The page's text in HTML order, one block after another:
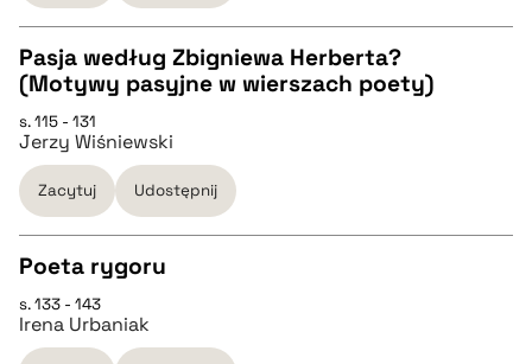
BIBTEX
pobierz cytat
CZYSTY TEKST
pobierz cytat
BIBTEX
pobierz cytat
Pasja według Zbigniewa Herberta?
(Motywy pasyjne w wierszach poety)
s. 115 - 131
Jerzy Wiśniewski
Zacytuj Udostępnij
CZYSTY TEKST
Poeta rygoru
s. 133 - 143
Irena Urbaniak